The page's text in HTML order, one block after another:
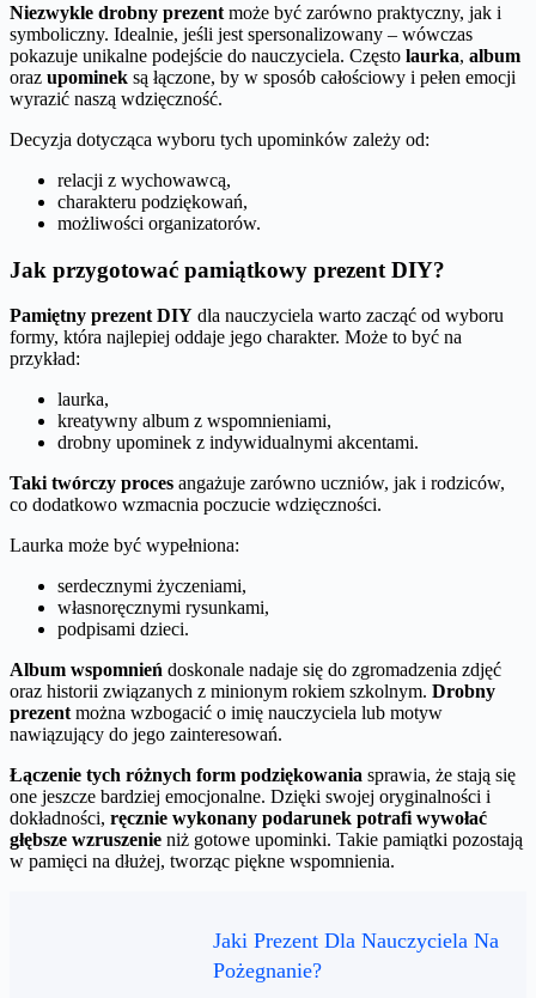
Niezwykle drobny prezent może być zarówno praktyczny, jak i
symboliczny. Idealnie, jeśli jest spersonalizowany – wówczas
pokazuje unikalne podejście do nauczyciela. Często laurka, album
oraz upominek są łączone, by w sposób całościowy i pełen emocji
wyrazić naszą wdzięczność.
Decyzja dotycząca wyboru tych upominków zależy od:
relacji z wychowawcą,
charakteru podziękowań,
możliwości organizatorów.
Jak przygotować pamiątkowy prezent DIY?
Pamiętny prezent DIY dla nauczyciela warto zacząć od wyboru
formy, która najlepiej oddaje jego charakter. Może to być na
przykład:
laurka,
kreatywny album z wspomnieniami,
drobny upominek z indywidualnymi akcentami.
Taki twórczy proces angażuje zarówno uczniów, jak i rodziców,
co dodatkowo wzmacnia poczucie wdzięczności.
Laurka może być wypełniona:
serdecznymi życzeniami,
własnoręcznymi rysunkami,
podpisami dzieci.
Album wspomnień doskonale nadaje się do zgromadzenia zdjęć
oraz historii związanych z minionym rokiem szkolnym. Drobny
prezent można wzbogacić o imię nauczyciela lub motyw
nawiązujący do jego zainteresowań.
Łączenie tych różnych form podziękowania sprawia, że stają się
one jeszcze bardziej emocjonalne. Dzięki swojej oryginalności i
dokładności, ręcznie wykonany podarunek potrafi wywołać
głębsze wzruszenie niż gotowe upominki. Takie pamiątki pozostają
w pamięci na dłużej, tworząc piękne wspomnienia.
Jaki Prezent Dla Nauczyciela Na
Pożegnanie?